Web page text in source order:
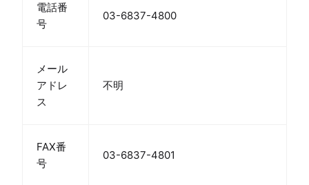
電話番
号
03-6837-4800
メール
アドレ
ス
不明
FAX番
号
03-6837-4801